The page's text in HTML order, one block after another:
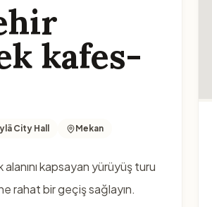
kafes-
City Hall Mekan
kapsayan yürüyüş turu
rahat bir geçiş sağlayın.